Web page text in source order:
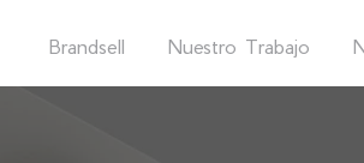
Brandsell Nuestro Trabajo